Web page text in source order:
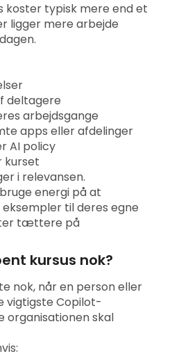
koster typisk mere end et
ligger mere arbejde
deltagere
arbejdsgange
apps eller afdelinger
AI policy
kurset
i relevansen.
energi på at
til deres egne
tættere på
kursus nok?
nok, når en person eller
vigtigste Copilot-
organisationen skal